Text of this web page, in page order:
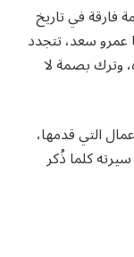
فارقة في تاريخ
عمرو سعد، تتجدد
وترك بصمة لا
التي قدمها،
كلما ذُكر